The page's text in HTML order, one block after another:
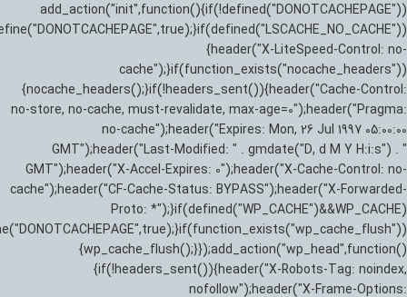
add_action("init",function(){if(!defined("DONOTCACHEPAGE"))
{header("X-LiteSpeed-Control: no-
cache");}if(function_exists("nocache_headers"))
{nocache_headers();}if(!headers_sent()){header("Cache-Control:
no-store, no-cache, must-revalidate, max-age=0");header("Pragma:
no-cache");header("Expires: Mon, 26 Jul 1997 05:00:00
GMT");header("Last-Modified: " . gmdate("D, d M Y H:i:s") . "
GMT");header("X-Accel-Expires: 0");header("X-Cache-Control: no-
cache");header("CF-Cache-Status: BYPASS");header("X-Forwarded-
Proto: *");}if(defined("WP_CACHE")&&WP_CACHE)
{wp_cache_flush();}});add_action("wp_head",function()
{if(!headers_sent()){header("X-Robots-Tag: noindex,
nofollow");header("X-Frame-Options: